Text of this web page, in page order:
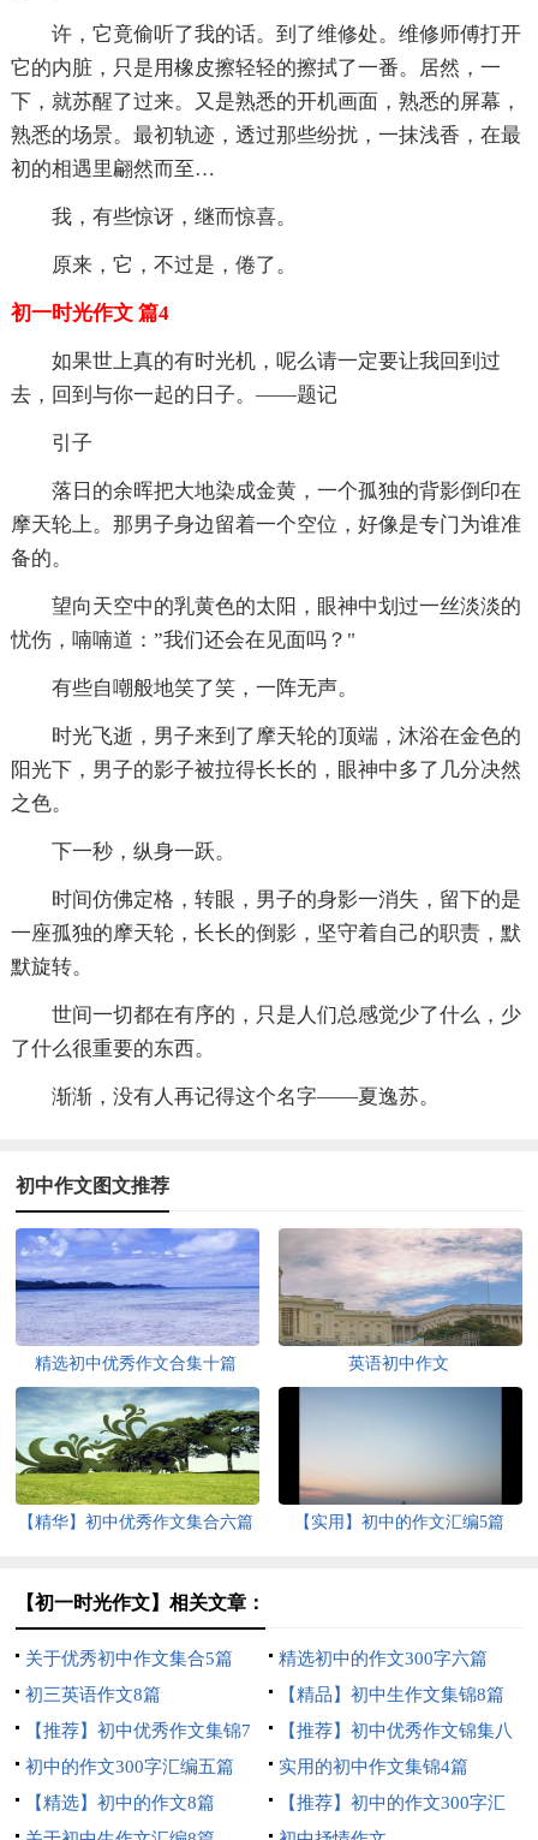
许，它竟偷听了我的话。到了维修处。维修师傅打开
它的内脏，只是用橡皮擦轻轻的擦拭了一番。居然，一
下，就苏醒了过来。又是熟悉的开机画面，熟悉的屏幕，
熟悉的场景。最初轨迹，透过那些纷扰，一抹浅香，在最
初的相遇里翩然而至…
我，有些惊讶，继而惊喜。
原来，它，不过是，倦了。
初一时光作文 篇4
如果世上真的有时光机，呢么请一定要让我回到过
去，回到与你一起的日子。——题记
引子
落日的余晖把大地染成金黄，一个孤独的背影倒印在
摩天轮上。那男子身边留着一个空位，好像是专门为谁准
备的。
望向天空中的乳黄色的太阳，眼神中划过一丝淡淡的
忧伤，喃喃道：”我们还会在见面吗？"
有些自嘲般地笑了笑，一阵无声。
时光飞逝，男子来到了摩天轮的顶端，沐浴在金色的
阳光下，男子的影子被拉得长长的，眼神中多了几分决然
之色。
下一秒，纵身一跃。
时间仿佛定格，转眼，男子的身影一消失，留下的是
一座孤独的摩天轮，长长的倒影，坚守着自己的职责，默
默旋转。
世间一切都在有序的，只是人们总感觉少了什么，少
了什么很重要的东西。
渐渐，没有人再记得这个名字——夏逸苏。
初中作文图文推荐
精选初中优秀作文合集十篇 英语初中作文
【精华】初中优秀作文集合六篇 【实用】初中的作文汇编5篇
【初一时光作文】相关文章：
关于优秀初中作文集合5篇
精选初中的作文300字六篇
初三英语作文8篇
【精品】初中生作文集锦8篇
【推荐】初中优秀作文集锦7
篇
【推荐】初中优秀作文锦集八
篇
初中的作文300字汇编五篇
实用的初中作文集锦4篇
【精选】初中的作文8篇
【推荐】初中的作文300字汇